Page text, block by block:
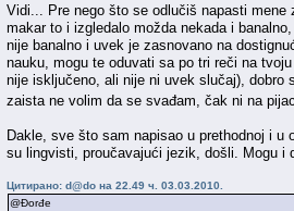
Vidi... Pre nego što se odlučiš napasti
makar to i izgledalo možda nekada i
nije banalno i uvek je zasnovano na
nauku, mogu te oduvati sa po tri reči na
nije isključeno, ali nije ni uvek slučaj), dobro
zaista ne volim da se svađam, čak ni na
Dakle, sve što sam napisao u prethodnoj i u
su lingvisti, proučavajući jezik, došli. Mogu i
Цитирано: d@do на 22.49 ч. 03.03.2010.
@Đorđe